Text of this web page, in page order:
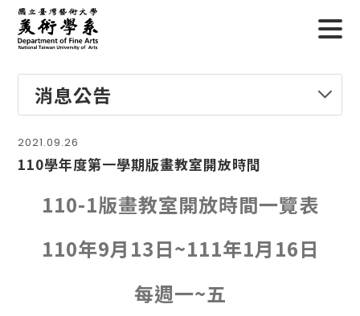
消息公告
2021.09.26
110學年度第一學期版畫教室開放時間
110-1版畫教室開放時間一覽表
110年9月13日~111年1月16日
每週一~五